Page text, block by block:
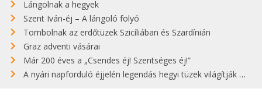
Lángolnak a hegyek
Szent Iván-éj – A lángoló folyó
Tombolnak az erdőtüzek Szicíliában és Szardínián
Graz adventi vásárai
Már 200 éves a „Csendes éj! Szentséges éj!”
A nyári napforduló éjjelén legendás hegyi tüzek világítják meg Zugspitzét